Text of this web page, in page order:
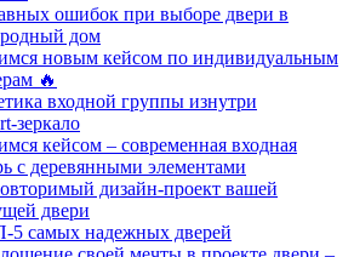
ошибок при выборе двери в
дом
новым кейсом по индивидуальным
🔥
входной группы изнутри
зеркало
кейсом – современная входная
с деревянными элементами
дизайн-проект вашей
двери
5 самых надежных дверей